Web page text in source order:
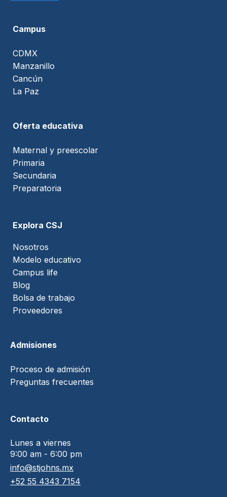
Campus
CDMX
Manzanillo
Cancún
La Paz
Oferta educativa
Maternal y preescolar
Primaria
Secundaria
Preparatoria
Explora CSJ
Nosotros
Modelo educativo
Campus life
Blog
Bolsa de trabajo
Proveedores
Admisiones
Proceso de admisión
Preguntas frecuentes
Contacto
Lunes a viernes
9:00 am - 6:00 pm
info@stjohns.mx
+52 55 4343 7154